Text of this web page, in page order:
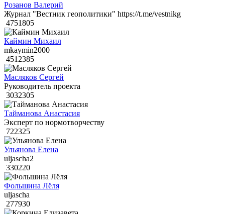
Розанов Валерий
Журнал "Вестник геополитики" https://t.me/vestnikg
4751805
Каймин Михаил
mkaymin2000
4512385
Масляков Сергей
Руководитель проекта
3032305
Тайманова Анастасия
Эксперт по нормотворчеству
722325
Ульянова Елена
uljascha2
330220
Фольшина Лёля
uljascha
277930